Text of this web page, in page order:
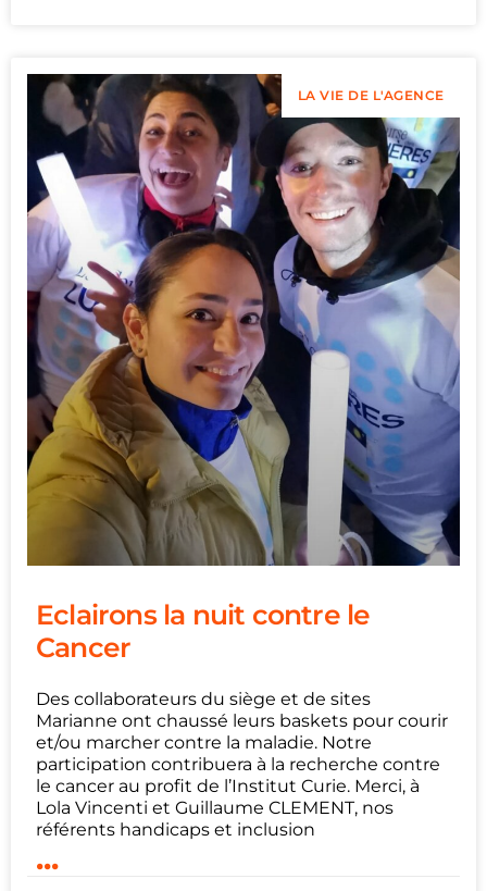
LA VIE DE L'AGENCE
Eclairons la nuit contre le
Cancer
Des collaborateurs du siège et de sites
Marianne ont chaussé leurs baskets pour courir
et/ou marcher contre la maladie. Notre
participation contribuera à la recherche contre
le cancer au profit de l’Institut Curie. Merci, à
Lola Vincenti et Guillaume CLEMENT, nos
référents handicaps et inclusion
...